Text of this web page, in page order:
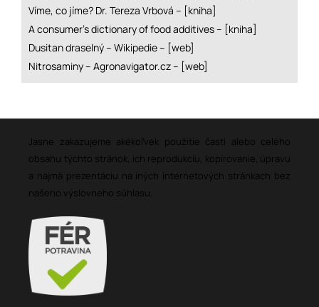
Víme, co jíme? Dr. Tereza Vrbová – [kniha]
A consumer’s dictionary of food additives – [kniha]
Dusitan draselný – Wikipedie – [web]
Nitrosaminy – Agronavigator.cz – [web]
Jasne zakazujeme akékoľvek použitie časti alebo celého
obsahu týchto stránok, ich reprodukciu, kopírovanie, úpravu
a najmä prezentáciu na iných internetových stránkach bez
našeho výslovneho súhlasu.